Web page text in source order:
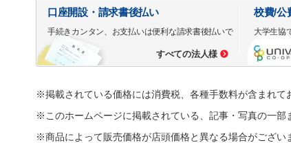
口座開設・請求書後払い
手続きカンタン、お支払いは便利な請求書後払いで
すべての法人様
校費/公
大学生協
※掲載されている価格には消費税、各種手数料が含まれて
※このホームページに掲載されている、記事・写真の一部
※商品によって販売価格が店頭価格と異なる場合がござい